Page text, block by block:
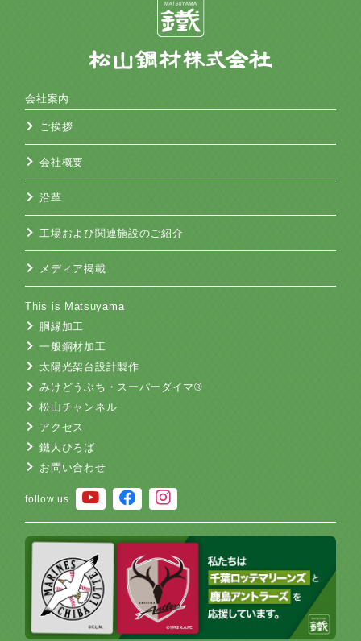
会社案内
ご挨拶
会社概要
沿革
工場および関連施設のご紹介
メディア掲載
This is Matsuyama
胴縁加工
一般鋼材加工
太陽光架台設計製作
みけどうぶち・スーパーダイマ®
松山チャンネル
アクセス
鐵人ひろば
お問い合わせ
follow us